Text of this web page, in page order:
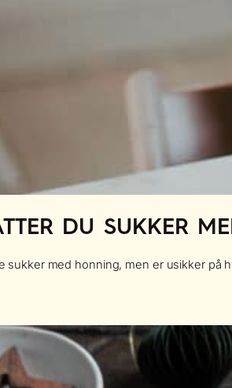
DU SUKKER
sukker med honning, men er usikker